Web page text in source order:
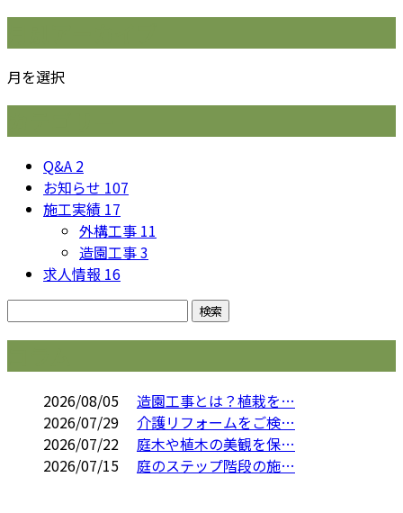
月を選択
Q&A 2
お知らせ 107
施工実績 17
外構工事 11
造園工事3
求人情報 16
2026/08/05
造園工事とは？植栽を…
2026/07/29
介護リフォームをご検…
2026/07/22
庭木や植木の美観を保…
2026/07/15
庭のステップ階段の施…